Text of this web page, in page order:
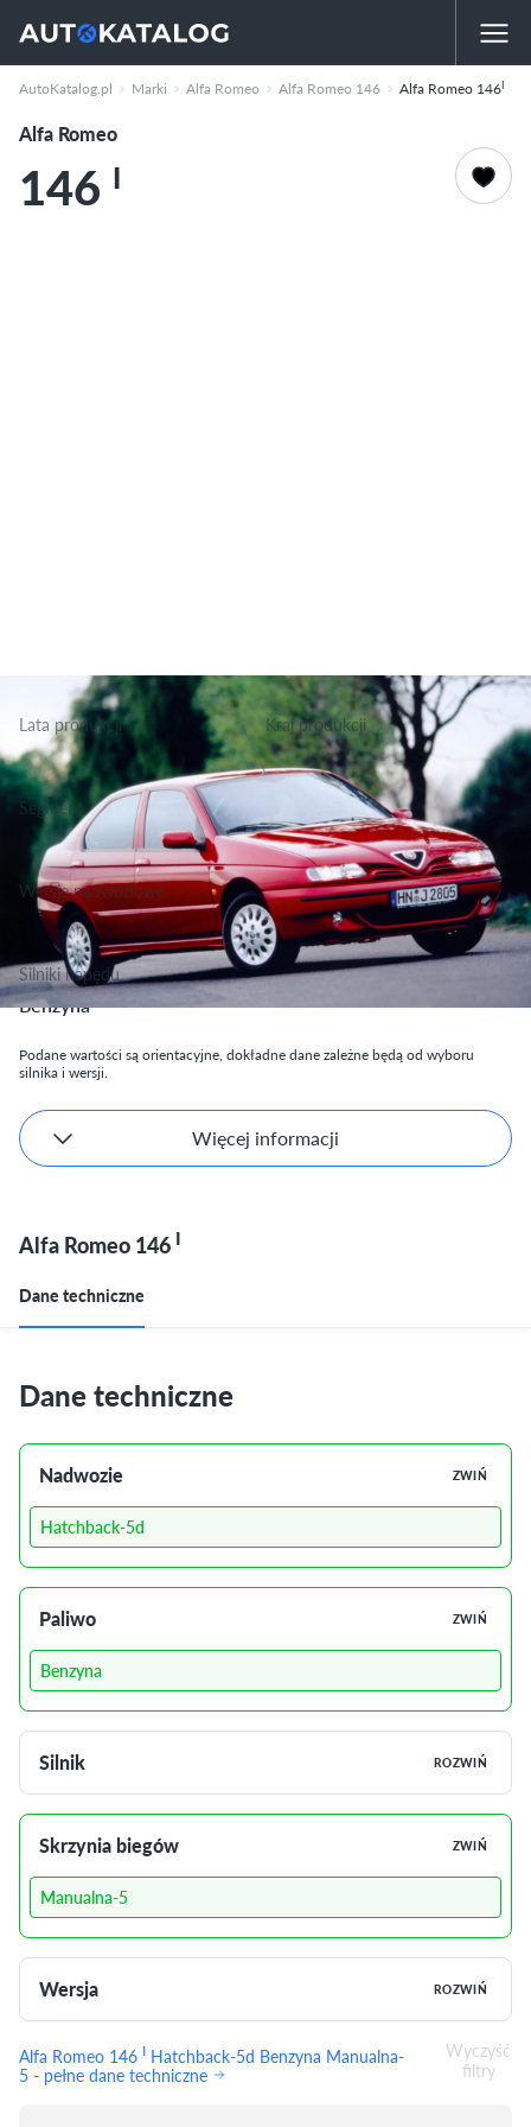
AutoKatalog.pl Marki Alfa Romeo Alfa Romeo 146 Alfa Romeo 146I
Alfa Romeo
146 I
Lata produkcji
1998-2001
Kraj produkcji
Włochy
Segment
Grupa Podstawowa, Klasa Niższa Średnia
Wersje nadwoziowe
Hatchback
Silniki napędu
Benzyna
Podane wartości są orientacyjne, dokładne dane zależne będą od wyboru
silnika i wersji.
Więcej informacji
Alfa Romeo 146 I
Dane techniczne
Dane techniczne
Nadwozie ZWIŃ
Hatchback-5d
Paliwo ZWIŃ
Benzyna
Silnik ROZWIŃ
Skrzynia biegów ZWIŃ
Manualna-5
Wersja ROZWIŃ
Alfa Romeo 146 I Hatchback-5d Benzyna Manualna-
5 - pełne dane techniczne
Wyczyść
filtry